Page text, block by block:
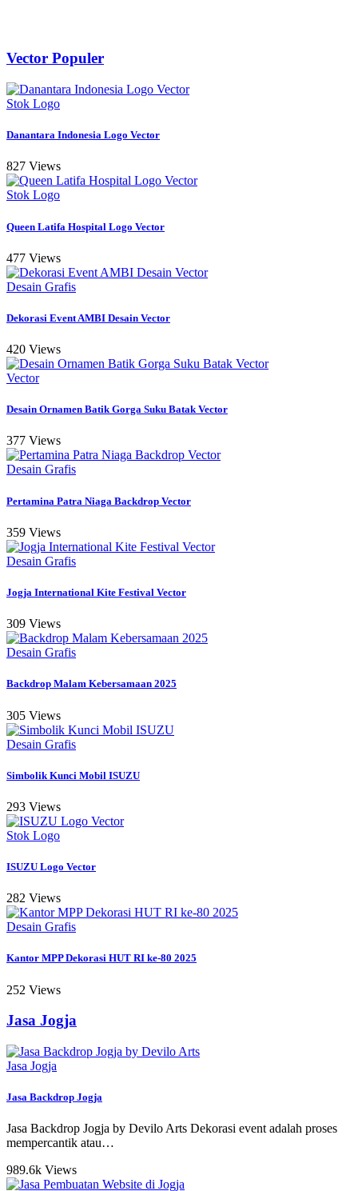
Vector Populer
Stok Logo
Danantara Indonesia Logo Vector
827 Views
Stok Logo
Queen Latifa Hospital Logo Vector
477 Views
Desain Grafis
Dekorasi Event AMBI Desain Vector
420 Views
Vector
Desain Ornamen Batik Gorga Suku Batak Vector
377 Views
Desain Grafis
Pertamina Patra Niaga Backdrop Vector
359 Views
Desain Grafis
Jogja International Kite Festival Vector
309 Views
Desain Grafis
Backdrop Malam Kebersamaan 2025
305 Views
Desain Grafis
Simbolik Kunci Mobil ISUZU
293 Views
Stok Logo
ISUZU Logo Vector
282 Views
Desain Grafis
Kantor MPP Dekorasi HUT RI ke-80 2025
252 Views
Jasa Jogja
Jasa Jogja
Jasa Backdrop Jogja
Jasa Backdrop Jogja by Devilo Arts Dekorasi event adalah proses
mempercantik atau…
989.6k Views